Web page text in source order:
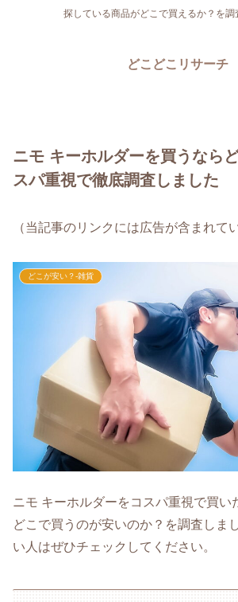
探している商品がどこで買えるか？を調
どこどこリサーチ
ニモ キーホルダーを買うなら
スパ重視で徹底調査しました
（当記事のリンクには広告が含まれて
どこが安い？-雑貨
ニモ キーホルダーをコスパ重視で買い
どこで買うのが安いのか？を調査しま
い人はぜひチェックしてください。